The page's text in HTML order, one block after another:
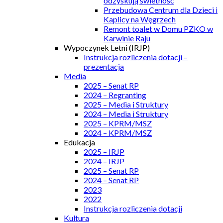
Przebudowa Centrum dla Dzieci i
Kaplicy na Węgrzech
Remont toalet w Domu PZKO w
Karwinie Raju
Wypoczynek Letni (IRJP)
Instrukcja rozliczenia dotacji –
prezentacja
Media
2025 – Senat RP
2024 – Regranting
2025 – Media i Struktury
2024 – Media i Struktury
2025 – KPRM/MSZ
2024 – KPRM/MSZ
Edukacja
2025 – IRJP
2024 – IRJP
2025 – Senat RP
2024 – Senat RP
2023
2022
Instrukcja rozliczenia dotacji
Kultura